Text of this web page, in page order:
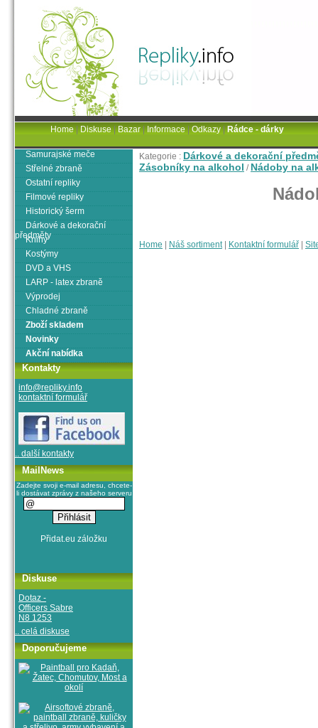
Kategorie : Dárkové a dekorační
Zásobníky na alkohol / Nádoby na
Home Náš sortiment| Kontaktní formulář
Samurajské meče
Střelné zbraně
Ostatní repliky
Filmové repliky
Historický šerm
Dárkové a dekorační
předměty
Knihy
Kostýmy
DVD a VHS
LARP - latex zbraně
Výprodej
Chladné zbraně
Zboží skladem
Novinky
Akční nabídka
Kontakty
info@repliky.info
kontaktní formulář
.. další kontakty
MailNews
Zadejte svoji e-mail adresu, chcete-
li dostávat zprávy z našeho serveru
Diskuse
Dotaz -
Officers Sabre
N8 1253
.. celá diskuse
Doporučujeme
Home|Diskuse|Bazar|Informace|Odkazy|Rádce - dárky